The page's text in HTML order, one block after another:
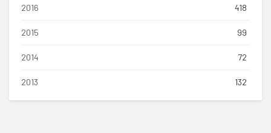
2016 418
2015 99
2014 72
2013 132